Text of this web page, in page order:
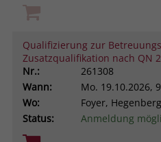
Qualifizierung zur
Zusatzqualifikation nach QN
Nr.:
261308
Wann:
Mo. 19.10.2026,
Wo:
Foyer, Hegenberg
Status:
Anmeldung